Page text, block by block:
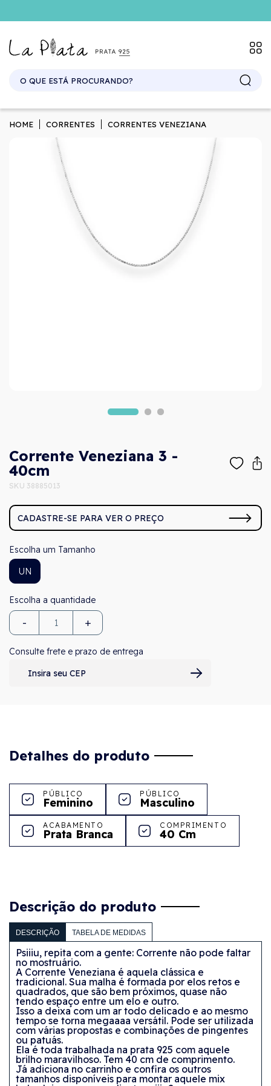
HOME CORRENTES CORRENTES VENEZIANA
Corrente Veneziana 3 -
40cm
SKU 38885013
CADASTRE-SE PARA VER O PREÇO
Tamanho
UN
- +
Consulte frete e prazo de entrega
Detalhes do produto
PÚBLICO
Feminino
PÚBLICO
Masculino
ACABAMENTO
Prata Branca
COMPRIMENTO
40 Cm
Descrição do produto
DESCRIÇÃO TABELA DE MEDIDAS
Psiiiu, repita com a gente: Corrente não pode faltar
no mostruário.
A Corrente Veneziana é aquela clássica e
tradicional. Sua malha é formada por elos retos e
quadrados, que são bem próximos, quase não
tendo espaço entre um elo e outro.
Isso a deixa com um ar todo delicado e ao mesmo
tempo se torna megaaaa versátil. Pode ser utilizada
com várias propostas e combinações de pingentes
ou patuás.
Ela é toda trabalhada na prata 925 com aquele
brilho maravilhoso. Tem 40 cm de comprimento.
Já adiciona no carrinho e confira os outros
tamanhos disponíveis para montar aquele mix